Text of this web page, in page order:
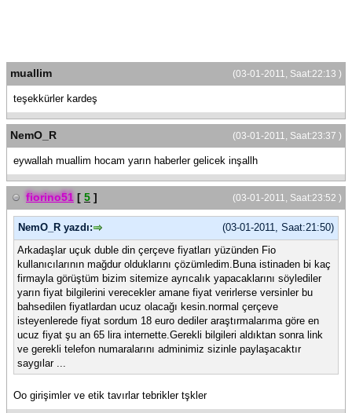
(03-01-2011, Saat:22:13 )
muallim
teşekkürler kardeş
(03-01-2011, Saat:23:37 )
NemO_R
eywallah muallim hocam yarın haberler gelicek inşallh
(03-01-2011, Saat:23:52 )
fiorino51 [ 5 ]
(03-01-2011, Saat:21:50)
NemO_R yazdı:
Arkadaşlar uçuk duble din çerçeve fiyatları yüzünden Fio
kullanıcılarının mağdur olduklarını çözümledim.Buna istinaden bi kaç
firmayla görüştüm bizim sitemize ayrıcalık yapacaklarını söylediler
yarın fiyat bilgilerini verecekler amane fiyat verirlerse versinler bu
bahsedilen fiyatlardan ucuz olacağı kesin.normal çerçeve
isteyenlerede fiyat sordum 18 euro dediler araştırmalarıma göre en
ucuz fiyat şu an 65 lira internette.Gerekli bilgileri aldıktan sonra link
ve gerekli telefon numaralarını adminimiz sizinle paylaşacaktır
saygılar ...
Oo girişimler ve etik tavırlar tebrikler tşkler